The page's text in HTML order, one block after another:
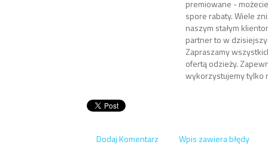
premiowane -
spore rabaty. Wiele
naszym stałym
partner to w
Zapraszamy
ofertą odzieży.
wykorzystujemy tylko
Dodaj Komentarz Wpis zawiera błędy